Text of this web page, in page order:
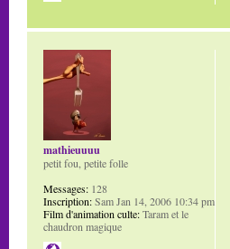
mathieuuuu
petit fou, petite folle
Messages: 128
Inscription:Sam Jan 14, 2006 10:34 pm
Film d'animation culte:Taram et le
chaudron magique